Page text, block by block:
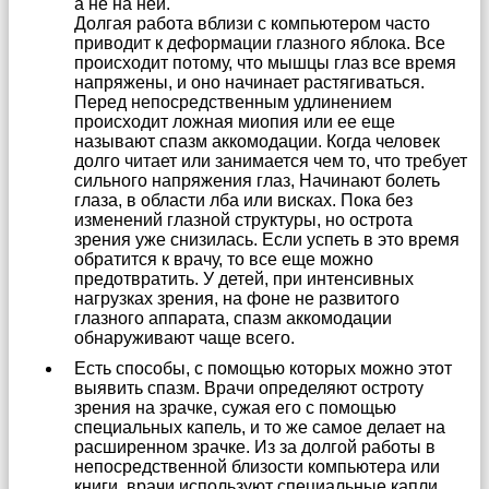
а не на ней.
Долгая работа вблизи с компьютером часто
приводит к деформации глазного яблока. Все
происходит потому, что мышцы глаз все время
напряжены, и оно начинает растягиваться.
Перед непосредственным удлинением
происходит ложная миопия или ее еще
называют спазм аккомодации. Когда человек
долго читает или занимается чем то, что требует
сильного напряжения глаз, Начинают болеть
глаза, в области лба или висках. Пока без
изменений глазной структуры, но острота
зрения уже снизилась. Если успеть в это время
обратится к врачу, то все еще можно
предотвратить. У детей, при интенсивных
нагрузках зрения, на фоне не развитого
глазного аппарата, спазм аккомодации
обнаруживают чаще всего.
Есть способы, с помощью которых можно этот
выявить спазм. Врачи определяют остроту
зрения на зрачке, сужая его с помощью
специальных капель, и то же самое делает на
расширенном зрачке. Из за долгой работы в
непосредственной близости компьютера или